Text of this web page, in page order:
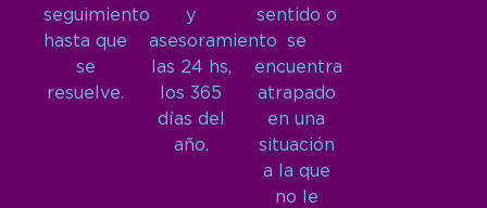
seguimiento
hasta que
se
resuelve.
y
asesoramiento
las 24 hs,
los 365
días del
año.
sentido o
se
encuentra
atrapado
en una
situación
a la que
no le